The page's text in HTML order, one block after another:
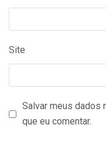
Site
Salvar meus dados
que eu comentar.